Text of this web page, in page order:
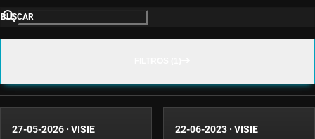
BUSCAR
27-05-2026 · VISIE 22-06-2023 · VISIE